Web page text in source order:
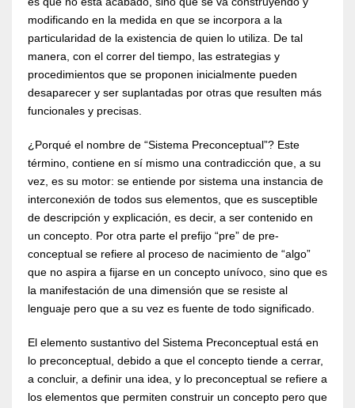
modificando en la medida en que se incorpora a la
particularidad de la existencia de quien lo utiliza. De tal
manera, con el correr del tiempo, las estrategias y
procedimientos que se proponen inicialmente pueden
desaparecer y ser suplantadas por otras que resulten más
funcionales y precisas.
¿Porqué el nombre de “Sistema Preconceptual”? Este
término, contiene en sí mismo una contradicción que, a su
vez, es su motor: se entiende por sistema una instancia de
interconexión de todos sus elementos, que es susceptible
de descripción y explicación, es decir, a ser contenido en
un concepto. Por otra parte el prefijo “pre” de pre-
conceptual se refiere al proceso de nacimiento de “algo”
que no aspira a fijarse en un concepto unívoco, sino que es
la manifestación de una dimensión que se resiste al
lenguaje pero que a su vez es fuente de todo significado.
El elemento sustantivo del Sistema Preconceptual está en
lo preconceptual, debido a que el concepto tiende a cerrar,
a concluir, a definir una idea, y lo preconceptual se refiere a
los elementos que permiten construir un concepto pero que